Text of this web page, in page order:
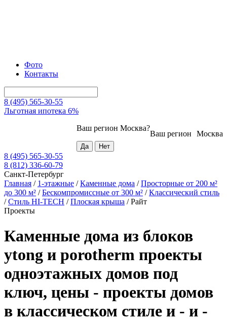
Фото
Контакты
8 (495) 565-30-55
Льготная ипотека 6%
Москва
Ваш регион
Ваш регион Москва?
8 (495) 565-30-55
8 (812) 336-60-79
Санкт-Петербург
Главная / 1-этажные /Каменные дома /Просторные от 200 м²
до 300 м² /Бескомпромиссные от 300 м² /Классический стиль
/Стиль HI-TECH /Плоская крыша /Райт
Проекты
Каменные дома из блоков
ytong и porotherm проекты
одноэтажных домов под
ключ, цены - проекты домов
в классическом стиле и - и -